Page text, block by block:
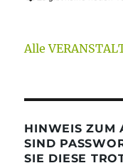
Alle
HINWEIS ZUM
SIND
SIE DIESE